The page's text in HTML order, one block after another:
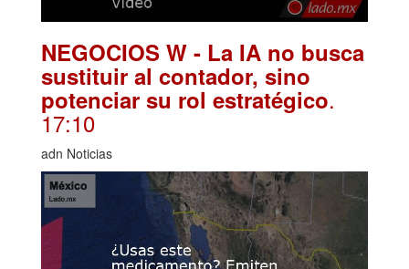
NEGOCIOS W - La IA no busca
sustituir al contador, sino
potenciar su rol estratégico.
17:10
adn Noticias